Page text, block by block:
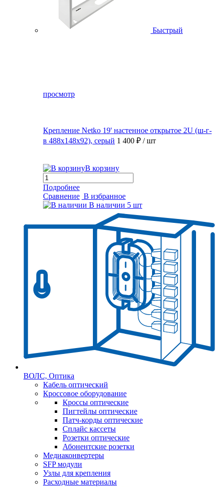
Быстрый
просмотр
Крепление Netko 19' настенное открытое 2U (ш-г-
в 488х148х92), серый 1 400 ₽ / шт
В корзину
Подробнее
Сравнение В избранное
В наличии 5 шт
ВОЛС, Оптика
Кабель оптический
Кроссовое оборудование
Кроссы оптические
Пигтейлы оптические
Патч-корды оптические
Сплайс кассеты
Розетки оптические
Абонентские розетки
Медиаконвертеры
SFP модули
Узлы для крепления
Расходные материалы